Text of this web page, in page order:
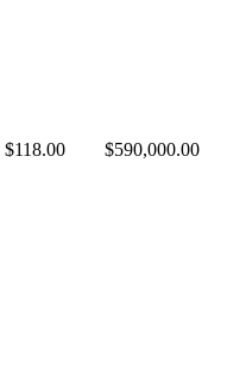
$118.00 $590,000.00